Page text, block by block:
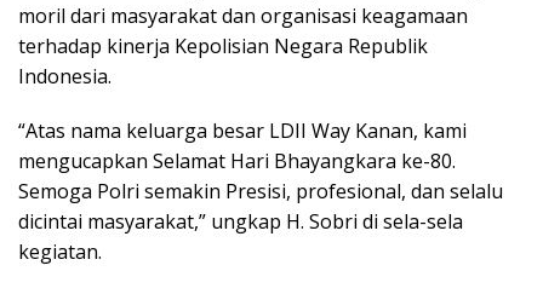
moril dari masyarakat dan organisasi keagamaan
terhadap kinerja Kepolisian Negara Republik
Indonesia.
“Atas nama keluarga besar LDII Way Kanan, kami
mengucapkan Selamat Hari Bhayangkara ke-80.
Semoga Polri semakin Presisi, profesional, dan selalu
dicintai masyarakat,” ungkap H. Sobri di sela-sela
kegiatan.